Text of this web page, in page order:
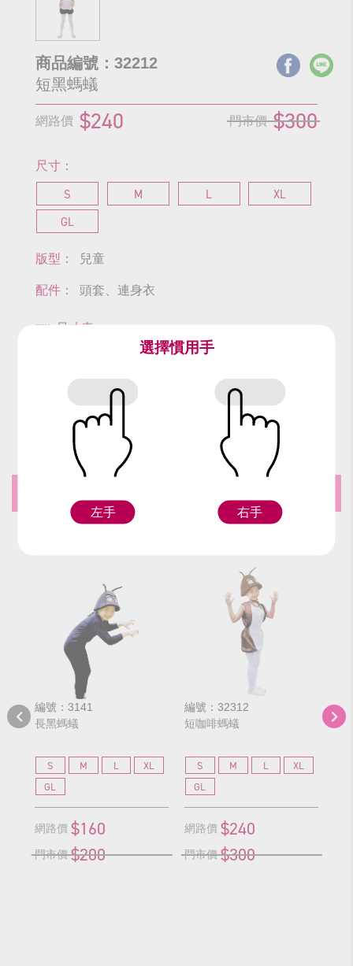
商品編號：32212
短黑螞蟻
網路價 $240 門市價 $300
尺寸：
S M L
XL
GL
版型： 兒童
配件： 頭套、連身衣
尺寸表
編號：3141
長黑螞蟻
S M L
XL
GL
網路價 $160
門市價 $200
編號：32312
短咖啡螞蟻
S M L
XL
GL
網路價 $240
門市價 $300
編
長
選擇慣用手
左手 右手